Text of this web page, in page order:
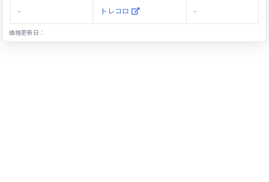
- トレコロ -
価格更新日：